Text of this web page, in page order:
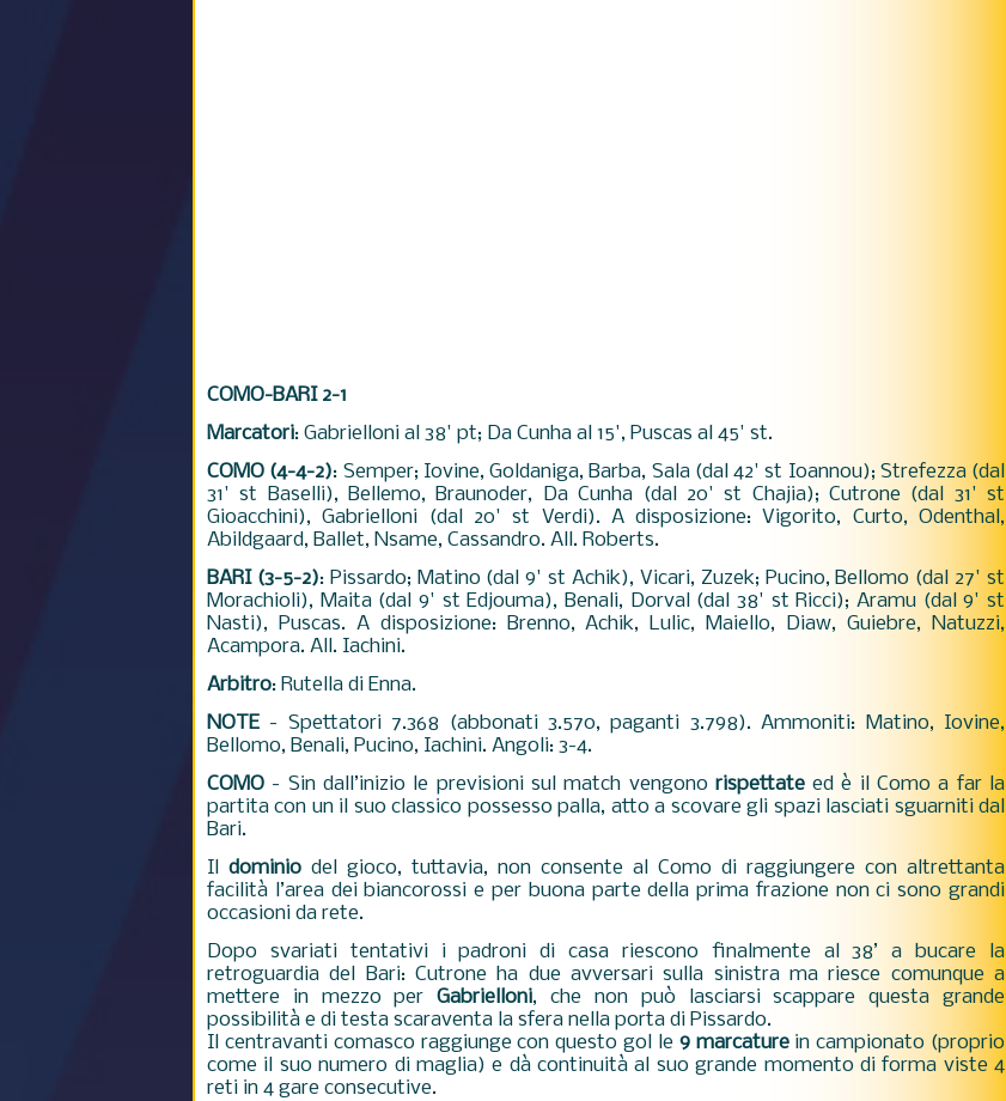
COMO-BARI 2-1
Marcatori: Gabrielloni al 38' pt; Da Cunha al 15', Puscas al 45' st.
COMO (4-4-2): Semper; Iovine, Goldaniga, Barba, Sala (dal 42' st Ioannou); Strefezza (dal
31' st Baselli), Bellemo, Braunoder, Da Cunha (dal 20' st Chajia); Cutrone (dal 31' st
Gioacchini), Gabrielloni (dal 20' st Verdi). A disposizione: Vigorito, Curto, Odenthal,
Abildgaard, Ballet, Nsame, Cassandro. All. Roberts.
BARI (3-5-2): Pissardo; Matino (dal 9' st Achik), Vicari, Zuzek; Pucino, Bellomo (dal 27' st
Morachioli), Maita (dal 9' st Edjouma), Benali, Dorval (dal 38' st Ricci); Aramu (dal 9' st
Nasti), Puscas. A disposizione: Brenno, Achik, Lulic, Maiello, Diaw, Guiebre, Natuzzi,
Acampora. All. Iachini.
Arbitro: Rutella di Enna.
NOTE - Spettatori 7.368 (abbonati 3.570, paganti 3.798). Ammoniti: Matino, Iovine,
Bellomo, Benali, Pucino, Iachini. Angoli: 3-4.
COMO - Sin dall’inizio le previsioni sul match vengono rispettateed è il Como a far la
partita con un il suo classico possesso palla, atto a scovare gli spazi lasciati sguarniti dal
Bari.
Il dominio del gioco, tuttavia, non consente al Como di raggiungere con altrettanta
facilità l’area dei biancorossi e per buona parte della prima frazione non ci sono grandi
occasioni da rete.
Dopo svariati tentativi i padroni di casa riescono finalmente al 38’ a bucare la
retroguardia del Bari: Cutrone ha due avversari sulla sinistra ma riesce comunque a
mettere in mezzo perGabrielloni, che non può lasciarsi scappare questa grande
possibilità e di testa scaraventa la sfera nella porta di Pissardo.
Il centravanti comasco raggiunge con questo gol le 9 marcaturein campionato (proprio
come il suo numero di maglia) e dà continuità al suo grande momento di forma viste 4
reti in 4 gare consecutive.